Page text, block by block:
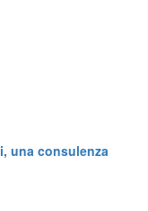
una consulenza